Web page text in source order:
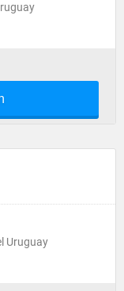
Uruguay